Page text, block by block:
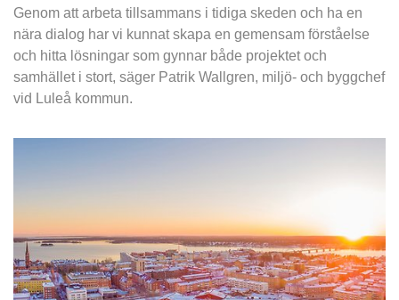
Genom att arbeta tillsammans i tidiga skeden och ha en
nära dialog har vi kunnat skapa en gemensam förståelse
och hitta lösningar som gynnar både projektet och
samhället i stort, säger Patrik Wallgren, miljö- och byggchef
vid Luleå kommun.